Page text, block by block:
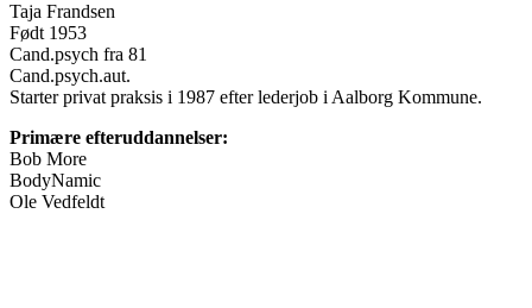
Taja Frandsen
Født 1953
Cand.psych fra 81
Cand.psych.aut.
Starter privat praksis i 1987 efter lederjob i Aalborg Kommune.
Primære efteruddannelser:
Bob More
BodyNamic
Ole Vedfeldt